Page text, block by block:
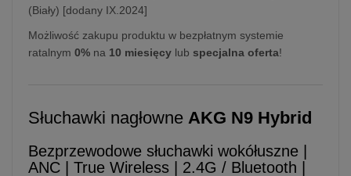
(Biały) [dodany IX.2024]
Możliwość zakupu produktu w bezpłatnym systemie
ratalnym 0% na 10 miesięcy lub specjalna oferta!
Słuchawki nagłowne AKG N9 Hybrid
Bezprzewodowe słuchawki wokółuszne |
ANC | True Wireless | 2.4G / Bluetooth |